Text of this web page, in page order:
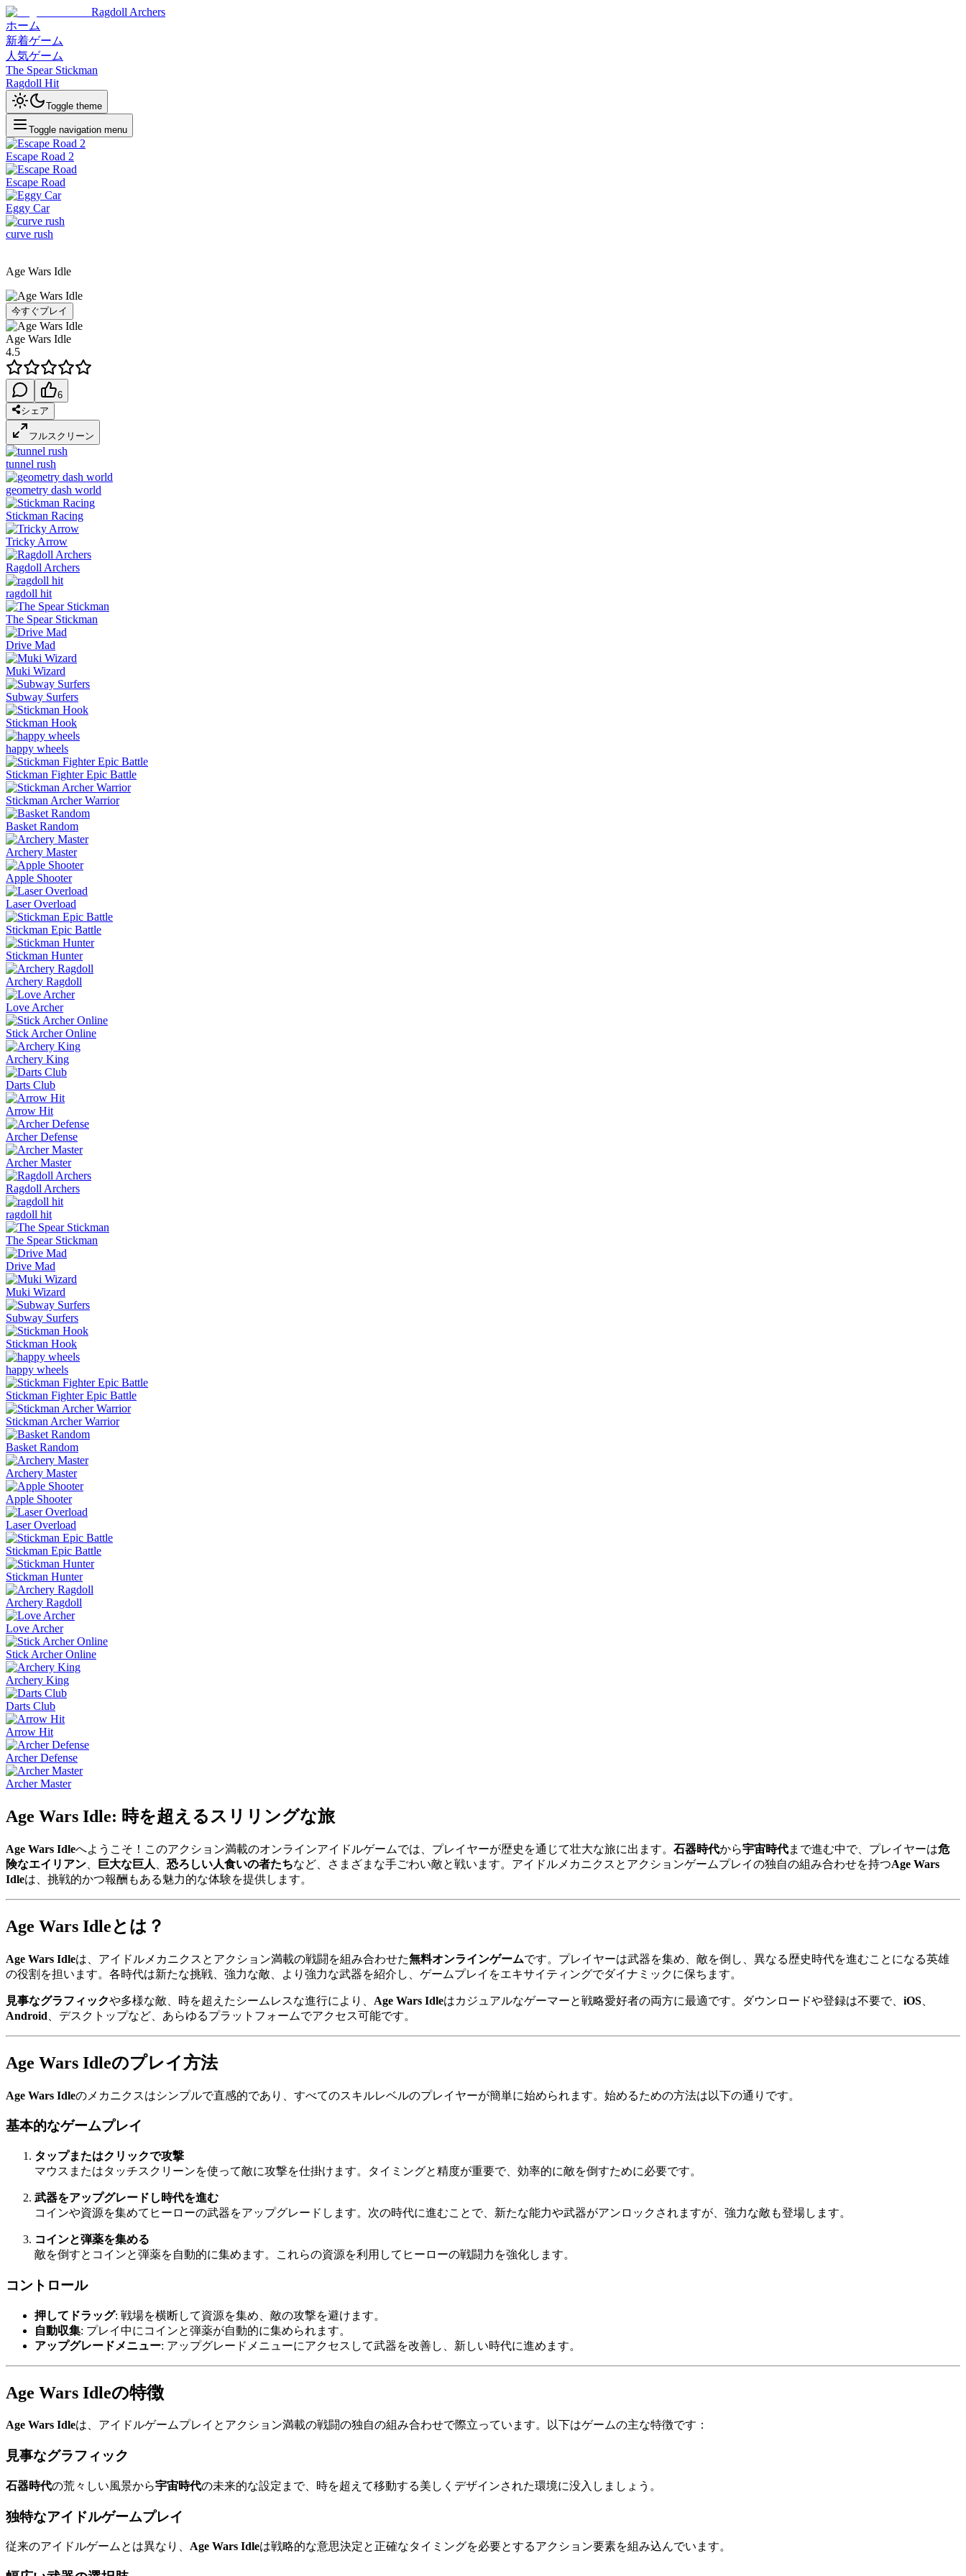
Ragdoll Archers
ホーム
新着ゲーム
人気ゲーム
The Spear Stickman
Ragdoll Hit
Toggle theme
Toggle navigation menu
Escape Road 2
Escape Road
Eggy Car
curve rush
Age Wars Idle
今すぐプレイ
Age Wars Idle
4.5
6
シェア
フルスクリーン
tunnel rush
geometry dash world
Stickman Racing
Tricky Arrow
Ragdoll Archers
ragdoll hit
The Spear Stickman
Drive Mad
Muki Wizard
Subway Surfers
Stickman Hook
happy wheels
Stickman Fighter Epic Battle
Stickman Archer Warrior
Basket Random
Archery Master
Apple Shooter
Laser Overload
Stickman Epic Battle
Stickman Hunter
Archery Ragdoll
Love Archer
Stick Archer Online
Archery King
Darts Club
Arrow Hit
Archer Defense
Archer Master
Ragdoll Archers
ragdoll hit
The Spear Stickman
Drive Mad
Muki Wizard
Subway Surfers
Stickman Hook
happy wheels
Stickman Fighter Epic Battle
Stickman Archer Warrior
Basket Random
Archery Master
Apple Shooter
Laser Overload
Stickman Epic Battle
Stickman Hunter
Archery Ragdoll
Love Archer
Stick Archer Online
Archery King
Darts Club
Arrow Hit
Archer Defense
Archer Master
Age Wars Idle: 時を超えるスリリングな旅
Age Wars Idleへようこそ！このアクション満載のオンラインアイドルゲームでは、プレイヤーが歴史を通じて壮大な旅に出ます。 石器時代から宇宙時代まで進む中で、プレイヤーは危
険なエイリアン
巨大な巨人 恐ろしい人食いの者たちなど、さまざまな手ごわい敵と戦います。アイドルメカニクスとアクションゲームプレイの独自の組み合わせを持つAge Wars
Idleは、挑戦的かつ報酬もある魅力的な体験を提供します。
Age Wars Idleとは？
Age Wars Idleは、アイドルメカニクスとアクション満載の戦闘を組み合わせた無料オンラインゲームです。プレイヤーは武器を集め、敵を倒し、異なる歴史時代を進むことになる英雄
の役割を担います。各時代は新たな挑戦、強力な敵、より強力な武器を紹介し、ゲームプレイをエキサイティングでダイナミックに保ちます。
見事なグラフィックや多様な敵、時を超えたシームレスな進行により、 Age Wars Idleはカジュアルなゲーマーと戦略愛好者の両方に最適です。ダウンロードや登録は不要で、 iOS
Android 、デスクトップなど、あらゆるプラットフォームでアクセス可能です。
Age Wars Idleのプレイ方法
Age Wars Idleのメカニクスはシンプルで直感的であり、すべてのスキルレベルのプレイヤーが簡単に始められます。始めるための方法は以下の通りです。
基本的なゲームプレイ
タップまたはクリックで攻撃
マウスまたはタッチスクリーンを使って敵に攻撃を仕掛けます。タイミングと精度が重要で、効率的に敵を倒すために必要です。
武器をアップグレードし時代を進む
コインや資源を集めてヒーローの武器をアップグレードします。次の時代に進むことで、新たな能力や武器がアンロックされますが、強力な敵も登場します。
コインと弾薬を集める
敵を倒すとコインと弾薬を自動的に集めます。これらの資源を利用してヒーローの戦闘力を強化します。
コントロール
押してドラッグ: 戦場を横断して資源を集め、敵の攻撃を避けます。
自動収集: プレイ中にコインと弾薬が自動的に集められます。
アップグレードメニュー: アップグレードメニューにアクセスして武器を改善し、新しい時代に進めます。
Age Wars Idleの特徴
Age Wars Idleは、アイドルゲームプレイとアクション満載の戦闘の独自の組み合わせで際立っています。以下はゲームの主な特徴です：
見事なグラフィック
石器時代の荒々しい風景から宇宙時代の未来的な設定まで、時を超えて移動する美しくデザインされた環境に没入しましょう。
独特なアイドルゲームプレイ
従来のアイドルゲームとは異なり、 Age Wars Idleは戦略的な意思決定と正確なタイミングを必要とするアクション要素を組み込んでいます。